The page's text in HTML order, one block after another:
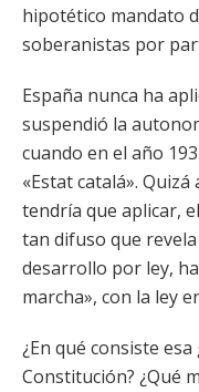
hipotético mandato
soberanistas por
España nunca ha
suspendió la
cuando en el año
«Estat catalá».
tendría que aplicar,
tan difuso que
desarrollo por ley,
marcha», con la ley
¿En qué consiste
Constitución? ¿Qué